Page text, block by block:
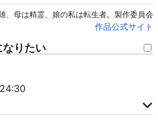
母は精霊、娘の私は転生者。製作委員会
作品公式サイト
なりたい